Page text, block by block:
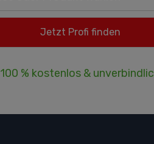
100 % kostenlos &